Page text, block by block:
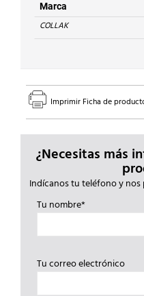
Marca
COLLAK
Imprimir Ficha de
¿Necesitas más
Indícanos tu teléfono y
Tu nombre*
Tu correo electrónico